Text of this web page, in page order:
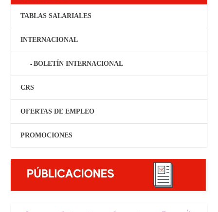
TABLAS SALARIALES
INTERNACIONAL
BOLETÍN INTERNACIONAL
CRS
OFERTAS DE EMPLEO
PROMOCIONES